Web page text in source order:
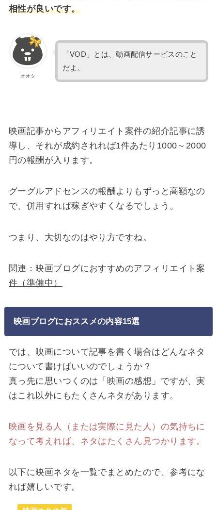
相性が良いです。
オオタ
「VOD」とは、動画配信サービスのこと
だよ。
映画記事からアフィリエイト案件の紹介記事に誘
導し、それが成約されれば1件あたり1000～2000
円の報酬が入ります。
グーグルアドセンスの報酬よりもずっと高額なの
で、併用すれば稼ぎやすくなるでしょう。
つまり、大切なのはやり方ですね。
関連：映画ブログにおすすめのアフィリエイト案
件（準備中）
映画ブログにおススメの内容15選
では、映画について記事を書く場合はどんなネタ
について書けばいいのでしょうか？
真っ先に思いつくのは「映画の感想」ですが、実
はこれ以外にもたくさんネタがあります。
映画を見る人（または実際に見た人）の気持ちに
なって考えれば、ネタはたくさん見つかります。
以下に映画ネタを一覧でまとめたので、参考にな
れば嬉しいです。